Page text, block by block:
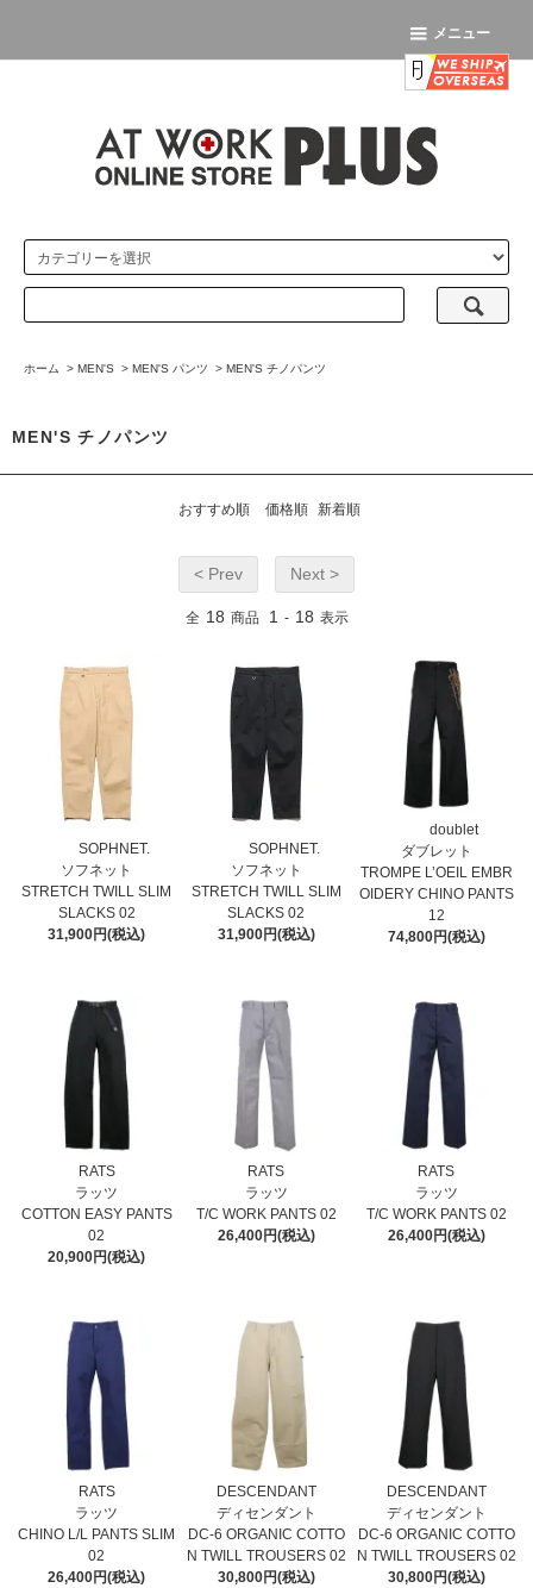
メニュー
ホーム > MEN'S > MEN'S パンツ > MEN'S チノパンツ
MEN'S チノパンツ
おすすめ順 価格順 新着順
< Prev Next >
全 18 商品 1 - 18 表示
SOPHNET.
ソフネット
STRETCH TWILL SLIM
SLACKS 02
31,900円(税込)
SOPHNET.
ソフネット
STRETCH TWILL SLIM
SLACKS 02
31,900円(税込)
doublet
ダブレット
TROMPE L’OEIL EMBR
OIDERY CHINO PANTS
12
74,800円(税込)
RATS
ラッツ
COTTON EASY PANTS
02
20,900円(税込)
RATS
ラッツ
T/C WORK PANTS 02
26,400円(税込)
RATS
ラッツ
T/C WORK PANTS 02
26,400円(税込)
RATS
ラッツ
CHINO L/L PANTS SLIM
02
26,400円(税込)
DESCENDANT
ディセンダント
DC-6 ORGANIC COTTO
N TWILL TROUSERS 02
30,800円(税込)
DESCENDANT
ディセンダント
DC-6 ORGANIC COTTO
N TWILL TROUSERS 02
30,800円(税込)